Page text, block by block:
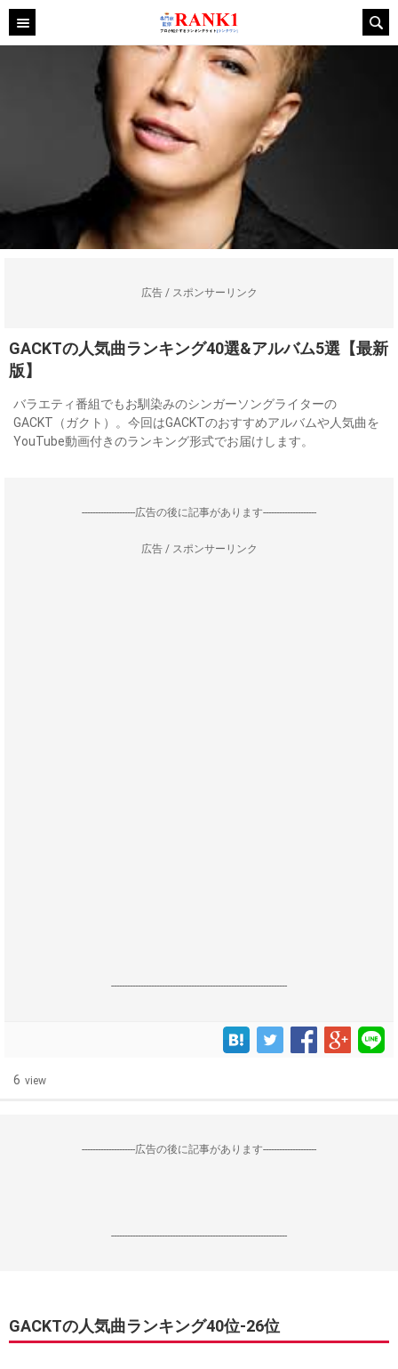
広告 / スポンサーリンク
GACKTの人気曲ランキング40選&アルバム5選【最新
版】
バラエティ番組でもお馴染みのシンガーソングライターの
GACKT（ガクト）。今回はGACKTのおすすめアルバムや人気曲を
YouTube動画付きのランキング形式でお届けします。
--------------------広告の後に記事があります--------------------
広告 / スポンサーリンク
------------------------------------------------------------------
6 view
--------------------広告の後に記事があります--------------------
------------------------------------------------------------------
GACKTの人気曲ランキング40位‐26位